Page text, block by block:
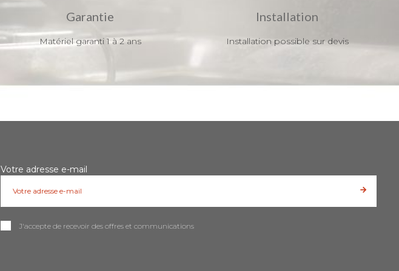
Garantie
Matériel garanti 1 à 2 ans
Installation
Installation possible sur devis
Votre adresse e-mail
J'accepte de recevoir des offres et communications